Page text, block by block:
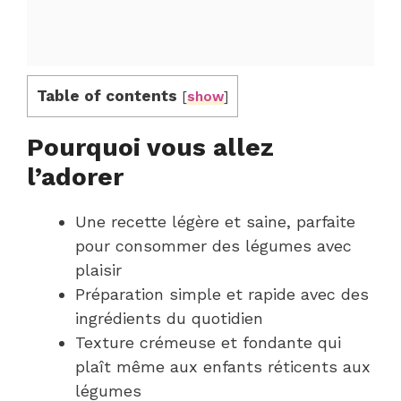
Table of contents [show]
Pourquoi vous allez
l’adorer
Une recette légère et saine, parfaite
pour consommer des légumes avec
plaisir
Préparation simple et rapide avec des
ingrédients du quotidien
Texture crémeuse et fondante qui
plaît même aux enfants réticents aux
légumes